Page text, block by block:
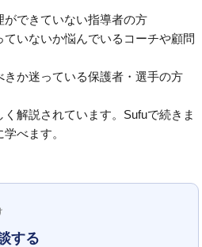
ができていない指導者の方
いないか悩んでいるコーチや顧問
か迷っている保護者・選手の方
解説されています。Sufuで続きま
べます。
する